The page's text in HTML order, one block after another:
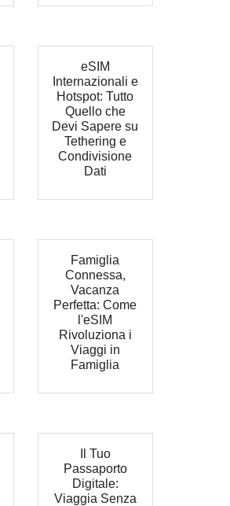
eSIM
Internazionali e
Hotspot: Tutto
Quello che
Devi Sapere su
Tethering e
Condivisione
Dati
Famiglia
Connessa,
Vacanza
Perfetta: Come
l'eSIM
Rivoluziona i
Viaggi in
Famiglia
Il Tuo
Passaporto
Digitale:
Viaggia Senza